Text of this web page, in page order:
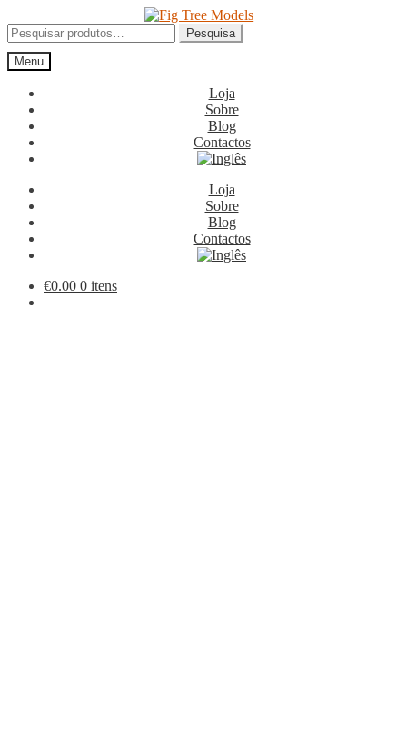
para
a
navegação
para
o
conteúdo
Pesquisar
por:
Pesquisa
Menu
Loja
Sobre
Blog
Contactos
Loja
Sobre
Blog
Contactos
€0.00 0 itens